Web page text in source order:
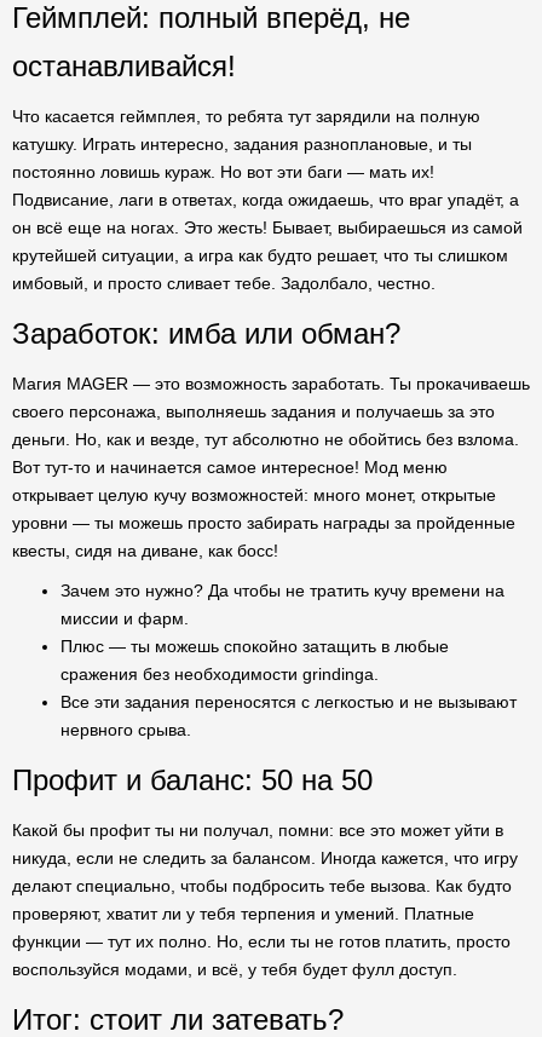
Геймплей: полный вперёд, не
останавливайся!
Что касается геймплея, то ребята тут зарядили на полную
катушку. Играть интересно, задания разноплановые, и ты
постоянно ловишь кураж. Но вот эти баги — мать их!
Подвисание, лаги в ответах, когда ожидаешь, что враг упадёт, а
он всё еще на ногах. Это жесть! Бывает, выбираешься из самой
крутейшей ситуации, а игра как будто решает, что ты слишком
имбовый, и просто сливает тебе. Задолбало, честно.
Заработок: имба или обман?
Магия MAGER — это возможность заработать. Ты прокачиваешь
своего персонажа, выполняешь задания и получаешь за это
деньги. Но, как и везде, тут абсолютно не обойтись без взлома.
Вот тут-то и начинается самое интересное! Мод меню
открывает целую кучу возможностей: много монет, открытые
уровни — ты можешь просто забирать награды за пройденные
квесты, сидя на диване, как босс!
Зачем это нужно? Да чтобы не тратить кучу времени на
миссии и фарм.
Плюс — ты можешь спокойно затащить в любые
сражения без необходимости grindingа.
Все эти задания переносятся с легкостью и не вызывают
нервного срыва.
Профит и баланс: 50 на 50
Какой бы профит ты ни получал, помни: все это может уйти в
никуда, если не следить за балансом. Иногда кажется, что игру
делают специально, чтобы подбросить тебе вызова. Как будто
проверяют, хватит ли у тебя терпения и умений. Платные
функции — тут их полно. Но, если ты не готов платить, просто
воспользуйся модами, и всё, у тебя будет фулл доступ.
Итог: стоит ли затевать?